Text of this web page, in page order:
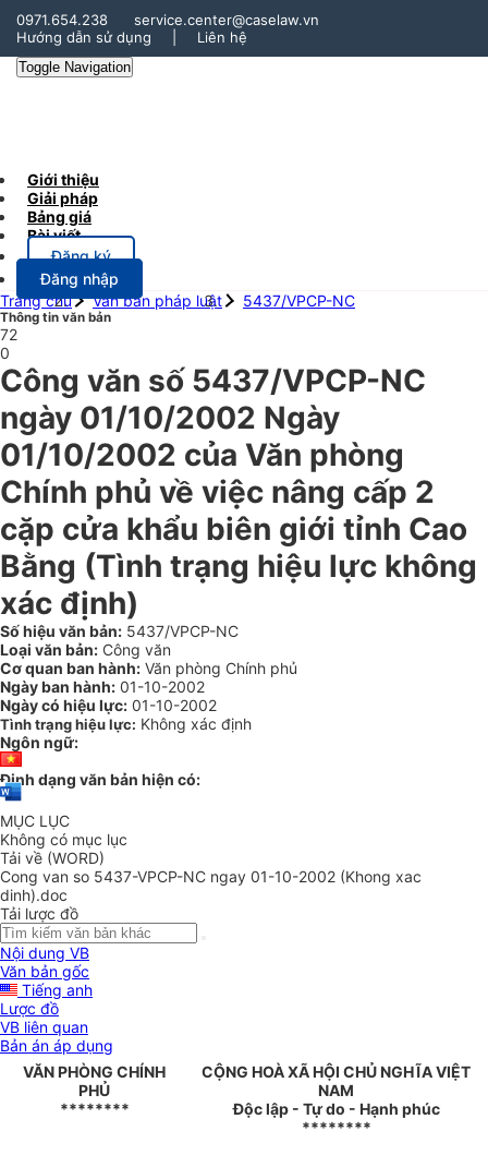
0971.654.238
service.center@caselaw.vn
Hướng dẫn sử dụng
Liên hệ
Toggle Navigation
Giới thiệu
Giải pháp
Bảng giá
Bài viết
Đăng ký
Đăng nhập
Trang chủ
Văn bản pháp luật 5437/VPCP-NC
Thông tin văn bản
72
0
Công văn số 5437/VPCP-NC
ngày 01/10/2002 Ngày
01/10/2002 của Văn phòng
Chính phủ về việc nâng cấp 2
cặp cửa khẩu biên giới tỉnh Cao
Bằng (Tình trạng hiệu lực không
xác định)
Số hiệu văn bản: 5437/VPCP-NC
Loại văn bản: Công văn
Cơ quan ban hành: Văn phòng Chính phủ
Ngày ban hành: 01-10-2002
Ngày có hiệu lực: 01-10-2002
Tình trạng hiệu lực: Không xác định
Ngôn ngữ:
Định dạng văn bản hiện có:
MỤC LỤC
Không có mục lục
Tải về (WORD)
Cong van so 5437-VPCP-NC ngay 01-10-2002 (Khong xac
dinh).doc
Tải lược đồ
Nội dung VB
Văn bản gốc
Tiếng anh
Lược đồ
VB liên quan
Bản án áp dụng
VĂN PHÒNG CHÍNH
PHỦ
********
CỘNG HOÀ XÃ HỘI CHỦ NGHĨA VIỆT
NAM
Độc lập - Tự do - Hạnh phúc
********